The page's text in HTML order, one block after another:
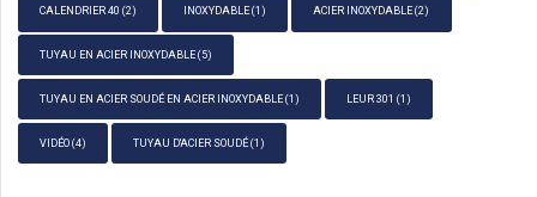
CALENDRIER 40 (2) INOXYDABLE(1) ACIER INOXYDABLE(2)
TUYAU EN ACIER INOXYDABLE(5)
TUYAU EN ACIER SOUDÉ EN ACIER INOXYDABLE(1) LEUR 301 (1)
VIDÉO (4) TUYAU D'ACIER SOUDÉ(1)